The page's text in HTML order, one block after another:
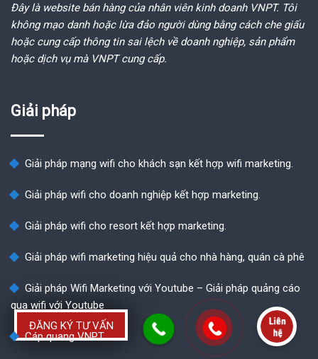
ĐĂNG KÝ TƯ VẤN
Đây là website bán hàng của nhân viên kinh doanh VNPT. Tôi
không mạo danh hoặc lừa đảo người dùng bằng cách che giấu
hoặc cung cấp thông tin sai lệch về doanh nghiệp, sản phẩm
hoặc dịch vụ mà VNPT cung cấp.
Giải pháp
Giải pháp mạng wifi cho khách sạn kết hợp wifi marketing.
Giải pháp wifi cho doanh nghiệp kết hợp marketing.
Giải pháp wifi cho resort kết hợp marketing.
Giải pháp wifi marketing hiệu quả cho nhà hàng, quán cà phê
Giải pháp Wifi Marketing với Youtube – Giải pháp quảng cáo
qua wifi với Youtube
Cáp quang VNPT